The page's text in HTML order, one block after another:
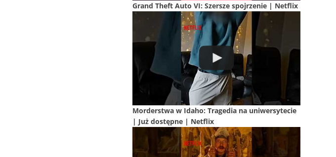
Grand Theft Auto VI: Szersze spojrzenie | Netflix
Morderstwa w Idaho: Tragedia na uniwersytecie
| Już dostępne | Netflix